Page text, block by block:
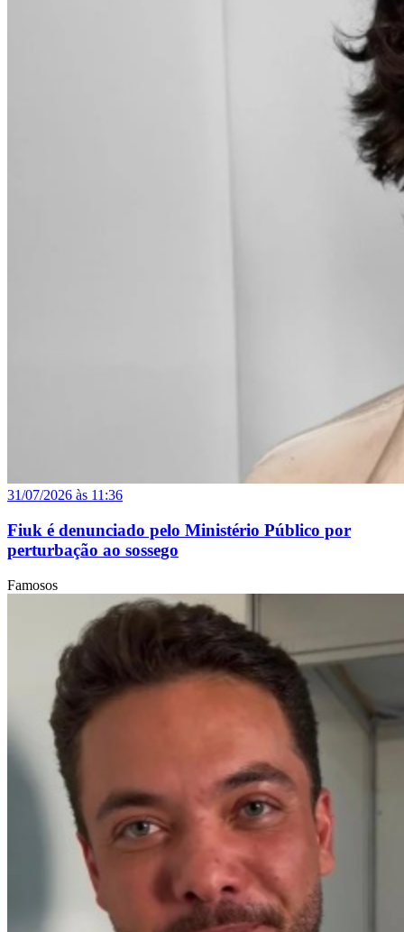
31/07/2026 às 11:36
Fiuk é denunciado pelo Ministério Público por
perturbação ao sossego
Famosos